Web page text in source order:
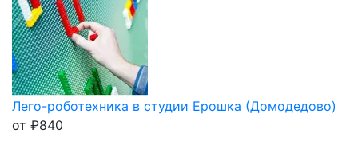
Лего-роботехника в студии Ерошка (Домодедово)
от ₽840